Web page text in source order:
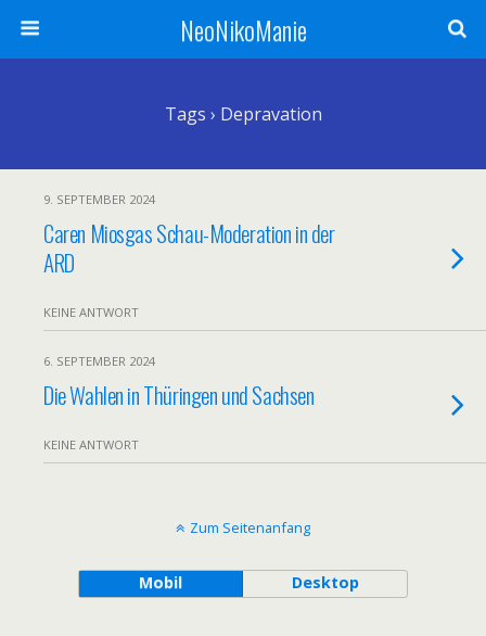
NeoNikoManie
Tags › Depravation
9. SEPTEMBER 2024
Caren Miosgas Schau-Moderation in der
ARD
KEINE ANTWORT
6. SEPTEMBER 2024
Die Wahlen in Thüringen und Sachsen
KEINE ANTWORT
Zum Seitenanfang
Mobil Desktop